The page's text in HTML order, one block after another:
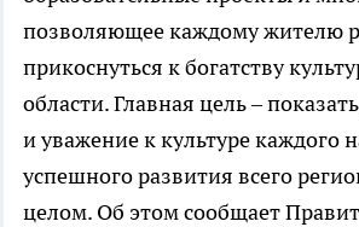
позволяющее каждому жителю
прикоснуться к богатству
области. Главная цель –
и уважение к культуре каждого
успешного развития всего
целом. Об этом сообщает